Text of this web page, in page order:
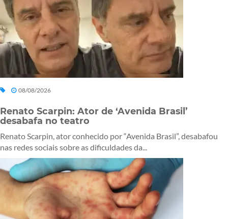
08/08/2026
Renato Scarpin: Ator de ‘Avenida Brasil’
desabafa no teatro
Renato Scarpin, ator conhecido por “Avenida Brasil”, desabafou
nas redes sociais sobre as dificuldades da...